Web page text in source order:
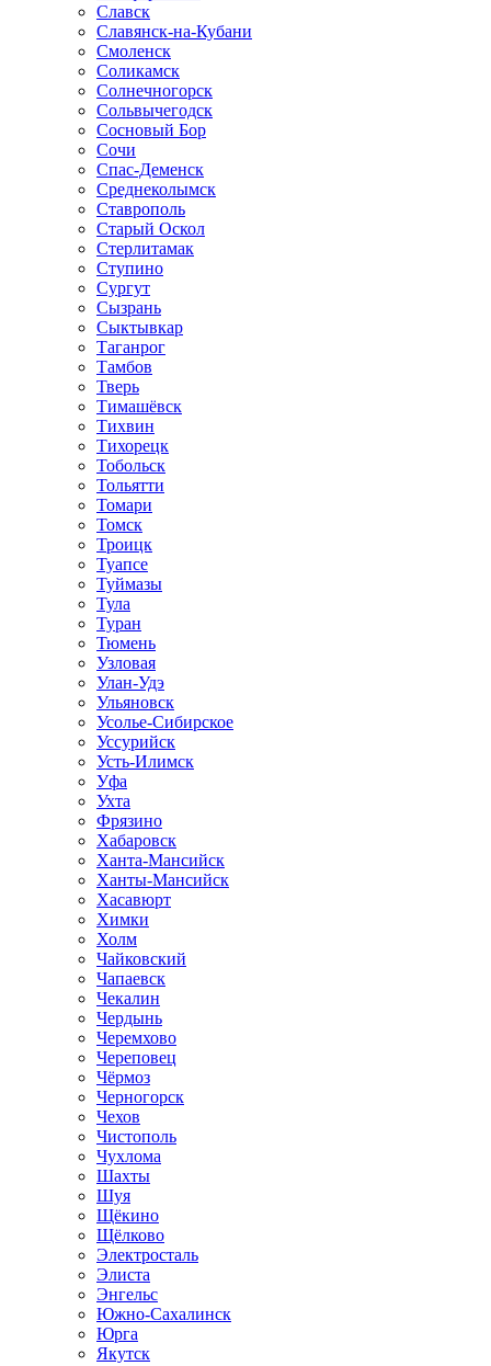
Славск
Славянск-на-Кубани
Смоленск
Соликамск
Солнечногорск
Сольвычегодск
Сосновый Бор
Сочи
Спас-Деменск
Среднеколымск
Ставрополь
Старый Оскол
Стерлитамак
Ступино
Сургут
Сызрань
Сыктывкар
Таганрог
Тамбов
Тверь
Тимашёвск
Тихвин
Тихорецк
Тобольск
Тольятти
Томари
Томск
Троицк
Туапсе
Туймазы
Тула
Туран
Тюмень
Узловая
Улан-Удэ
Ульяновск
Усолье-Сибирское
Уссурийск
Усть-Илимск
Уфа
Ухта
Фрязино
Хабаровск
Ханта-Мансийск
Ханты-Мансийск
Хасавюрт
Химки
Холм
Чайковский
Чапаевск
Чекалин
Чердынь
Черемхово
Череповец
Чёрмоз
Черногорск
Чехов
Чистополь
Чухлома
Шахты
Шуя
Щёкино
Щёлково
Электросталь
Элиста
Энгельс
Южно-Сахалинск
Юрга
Якутск